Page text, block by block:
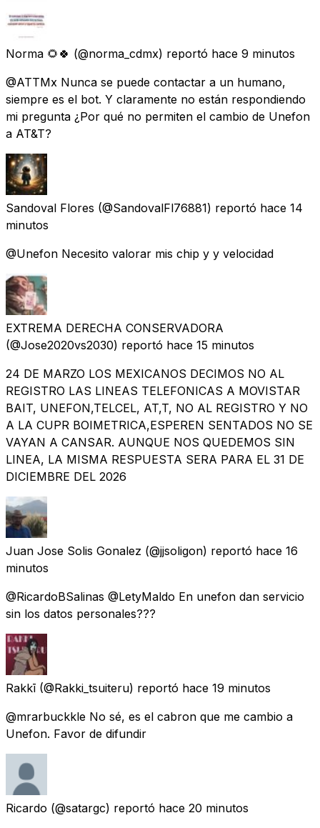
Norma 🌻🍀 (@norma_cdmx) reportó hace 9 minutos
@ATTMx Nunca se puede contactar a un humano,
siempre es el bot. Y claramente no están respondiendo
mi pregunta ¿Por qué no permiten el cambio de Unefon
a AT&T?
Sandoval Flores (@SandovalFl76881) reportó hace 14
minutos
@Unefon Necesito valorar mis chip y y velocidad
EXTREMA DERECHA CONSERVADORA
(@Jose2020vs2030) reportó hace 15 minutos
24 DE MARZO LOS MEXICANOS DECIMOS NO AL
REGISTRO LAS LINEAS TELEFONICAS A MOVISTAR
BAIT, UNEFON,TELCEL, AT,T, NO AL REGISTRO Y NO
A LA CUPR BOIMETRICA,ESPEREN SENTADOS NO SE
VAYAN A CANSAR. AUNQUE NOS QUEDEMOS SIN
LINEA, LA MISMA RESPUESTA SERA PARA EL 31 DE
DICIEMBRE DEL 2026
Juan Jose Solis Gonalez (@jjsoligon) reportó hace 16
minutos
@RicardoBSalinas @LetyMaldo En unefon dan servicio
sin los datos personales???
Rakkī (@Rakki_tsuiteru) reportó hace 19 minutos
@mrarbuckkle No sé, es el cabron que me cambio a
Unefon. Favor de difundir
Ricardo (@satargc) reportó hace 20 minutos